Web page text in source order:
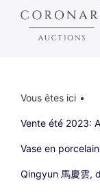
Vous êtes ici
Vente été 2023:
Vase en
Qingyun 馬慶雲,